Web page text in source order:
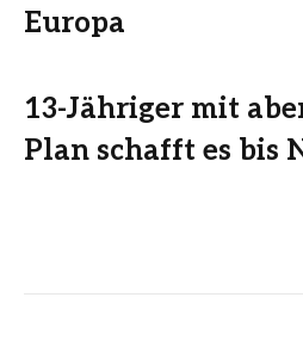
Europa
13-Jähriger mit
Plan schafft es bis